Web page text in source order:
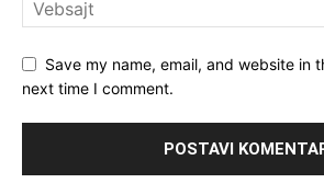
Save my name, email, and website in
next time I comment.